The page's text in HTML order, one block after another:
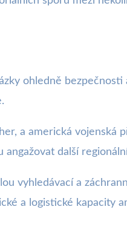
ohledně bezpečnosti
a americká vojenská
další
vyhledávací a
a logistické kapacity